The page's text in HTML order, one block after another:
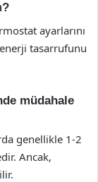
ayarlarını
tasarrufunu
müdahale
genellikle 1-2
Ancak,